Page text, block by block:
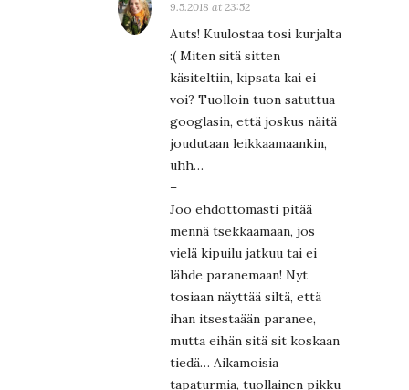
9.5.2018 at 23:52
Auts! Kuulostaa tosi kurjalta
:( Miten sitä sitten
käsiteltiin, kipsata kai ei
voi? Tuolloin tuon satuttua
googlasin, että joskus näitä
joudutaan leikkaamaankin,
uhh…
–
Joo ehdottomasti pitää
mennä tsekkaamaan, jos
vielä kipuilu jatkuu tai ei
lähde paranemaan! Nyt
tosiaan näyttää siltä, että
ihan itsestaään paranee,
mutta eihän sitä sit koskaan
tiedä… Aikamoisia
tapaturmia, tuollainen pikku